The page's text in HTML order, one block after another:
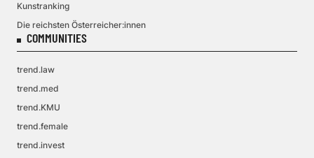
Kunstranking
Die reichsten Österreicher:innen
COMMUNITIES
trend.law
trend.med
trend.KMU
trend.female
trend.invest